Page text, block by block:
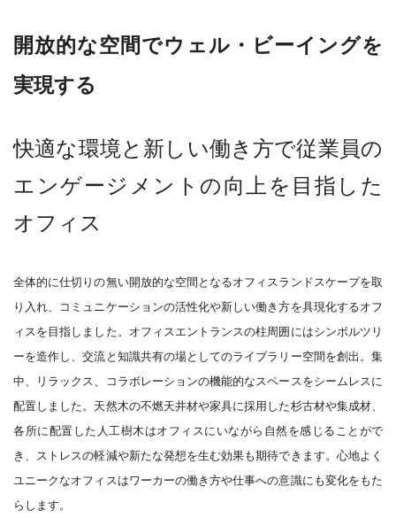
開放的な空間でウェル・ビーイングを
実現する
快適な環境と新しい働き方で従業員の
エンゲージメントの向上を目指した
オフィス
全体的に仕切りの無い開放的な空間となるオフィスランドスケープを取
り入れ、コミュニケーションの活性化や新しい働き方を具現化するオフ
ィスを目指しました。オフィスエントランスの柱周囲にはシンボルツリ
ーを造作し、交流と知識共有の場としてのライブラリー空間を創出。集
中、リラックス、コラボレーションの機能的なスペースをシームレスに
配置しました。天然木の不燃天井材や家具に採用した杉古材や集成材、
各所に配置した人工樹木はオフィスにいながら自然を感じることがで
き、ストレスの軽減や新たな発想を生む効果も期待できます。心地よく
ユニークなオフィスはワーカーの働き方や仕事への意識にも変化をもた
らします。